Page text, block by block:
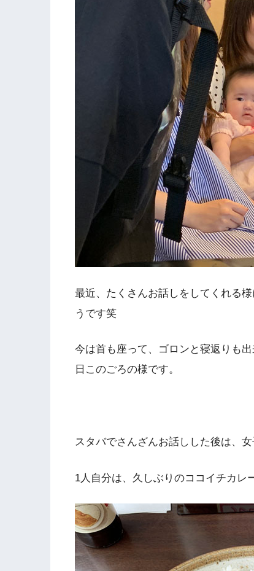
最近、たくさんお話しをしてくれる
うです笑
今は首も座って、ゴロンと寝返りも
日このごろの様です。
スタバでさんざんお話しした後は、
1人自分は、久しぶりのココイチカレ